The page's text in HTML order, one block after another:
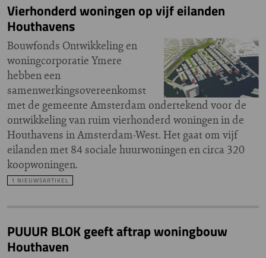
Vierhonderd woningen op vijf eilanden
Houthavens
Bouwfonds Ontwikkeling en
woningcorporatie Ymere
hebben een
samenwerkingsovereenkomst
met de gemeente Amsterdam ondertekend voor de
ontwikkeling van ruim vierhonderd woningen in de
Houthavens in Amsterdam-West. Het gaat om vijf
eilanden met 84 sociale huurwoningen en circa 320
koopwoningen.
1 NIEUWSARTIKEL
PUUUR BLOK geeft aftrap woningbouw
Houthaven